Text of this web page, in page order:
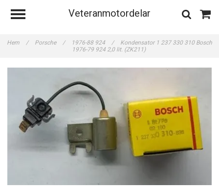
Veteranmotordelar
Hem / Porsche / 1976-88 924 /
Kondensator 1 237 330 310 Bosch
1976-79 924 2,0 lit. (ZK211)